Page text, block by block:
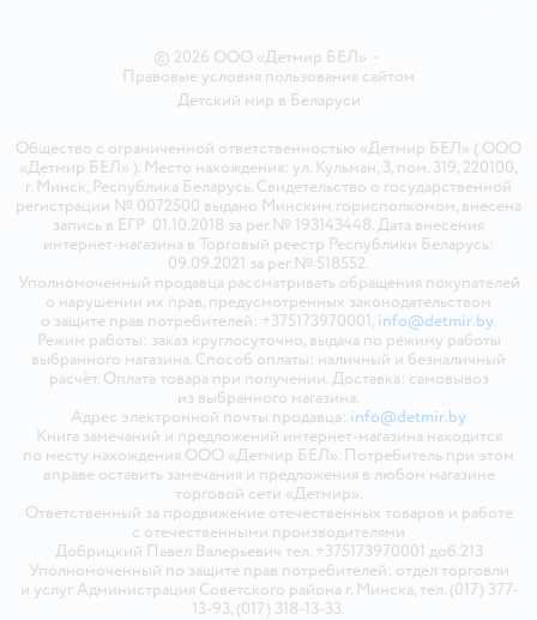
© 2026 ООО «Детмир БЕЛ» •
Правовые условия пользования сайтом
Детский мир в Беларуси
Общество с ограниченной ответственностью «Детмир БЕЛ» ( ООО
«Детмир БЕЛ» ). Место нахождения: ул. Кульман, 3, пом. 319, 220100,
г. Минск, Республика Беларусь. Свидетельство о государственной
регистрации № 0072500 выдано Минским горисполкомом, внесена
запись в ЕГР 01.10.2018 за рег.№ 193143448. Дата внесения
интернет-магазина в Торговый реестр Республики Беларусь:
09.09.2021 за рег.№ 518552.
Уполномоченный продавца рассматривать обращения покупателей
о нарушении их прав, предусмотренных законодательством
о защите прав потребителей: +375173970001, info@detmir.by.
Режим работы: заказ круглосуточно, выдача по режиму работы
выбранного магазина. Способ оплаты: наличный и безналичный
расчёт. Оплата товара при получении. Доставка: самовывоз
из выбранного магазина.
Адрес электронной почты продавца: info@detmir.by
Книга замечаний и предложений интернет-магазина находится
по месту нахождения ООО «Детмир БЕЛ». Потребитель при этом
вправе оставить замечания и предложения в любом магазине
торговой сети «Детмир».
Ответственный за продвижение отечественных товаров и работе
с отечественными производителями
Добрицкий Павел Валерьевич тел. +375173970001 доб.213
Уполномоченный по защите прав потребителей: отдел торговли
и услуг Администрация Советского района г. Минска, тел. (017) 377-
13-93, (017) 318-13-33.